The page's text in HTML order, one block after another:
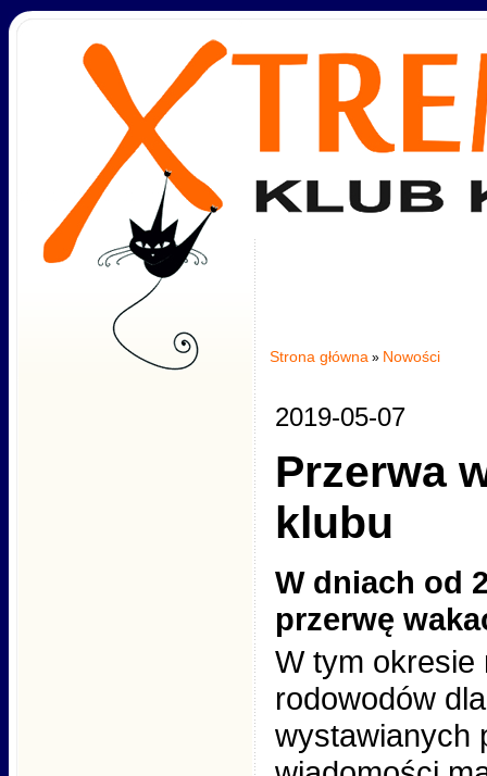
Strona główna » Nowości
2019-05-07
Przerwa
klubu
W dniach od
przerwę
W tym okresie
rodowodów
wystawianych